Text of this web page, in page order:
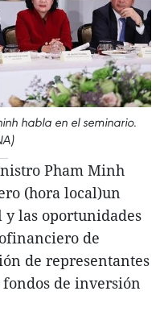
habla en el seminario.
Pham Minh
(hora local)un
las oportunidades
de
de representantes
de inversión